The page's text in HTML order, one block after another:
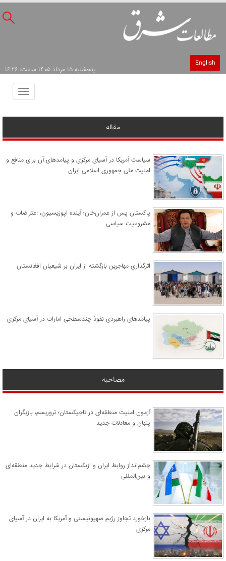
English
پنجشنبه ۱۵ مرداد ۱۴۰۵ ساعت: ۱۶:۲۶
Toggle
مقاله
سیاست آمریکا در آسیای مرکزی و پیامدهای آن برای منافع و
امنیت ملی جمهوری اسلامی ایران
پاکستان پس از عمران‌خان؛ آینده اپوزیسیون، اعتراضات و
مشروعیت سیاسی
اثرگذاری مهاجرین بازگشته از ایران بر شیعیان افغانستان
پیامدهای راهبردی نفوذ چندسطحی امارات در آسیای مرکزی
مصاحبه
آزمون امنیت منطقه‌ای در تاجیکستان؛ تروریسم، بازیگران
پنهان و معادلات جدید
چشم‌انداز روابط ایران و ازبکستان در شرایط جدید منطقه‌ای
و بین‌المللی
​بازخورد تجاوز رژیم صهیونیستی و آمریکا به ایران در آسیای
مرکزی